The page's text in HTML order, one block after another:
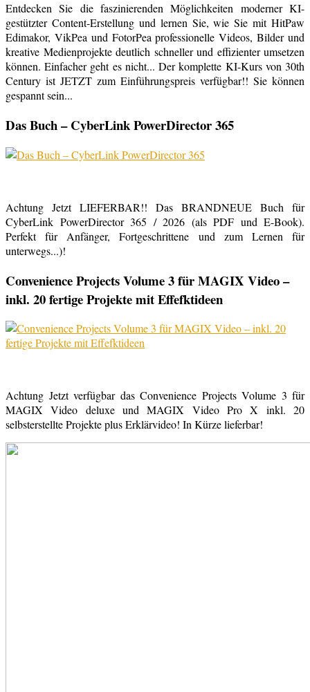
Entdecken Sie die faszinierenden Möglichkeiten moderner KI-
gestützter Content-Erstellung und lernen Sie, wie Sie mit HitPaw
Edimakor, VikPea und FotorPea professionelle Videos, Bilder und
kreative Medienprojekte deutlich schneller und effizienter umsetzen
können. Einfacher geht es nicht... Der komplette KI-Kurs von 30th
Century ist JETZT zum Einführungspreis verfügbar!! Sie können
gespannt sein...
Das Buch – CyberLink PowerDirector 365
Achtung Jetzt LIEFERBAR!! Das BRANDNEUE Buch für
CyberLink PowerDirector 365 / 2026 (als PDF und E-Book).
Perfekt für Anfänger, Fortgeschrittene und zum Lernen für
unterwegs...)!
Convenience Projects Volume 3 für MAGIX Video –
inkl. 20 fertige Projekte mit Effefktideen
Achtung Jetzt verfügbar das Convenience Projects Volume 3 für
MAGIX Video deluxe und MAGIX Video Pro X inkl. 20
selbsterstellte Projekte plus Erklärvideo! In Kürze lieferbar!